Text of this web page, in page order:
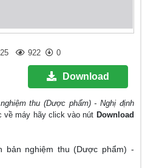
922 0
Download
thu (Dược phẩm) - Nghị định
về máy hãy click vào nút Download
bản nghiệm thu (Dược phẩm) -